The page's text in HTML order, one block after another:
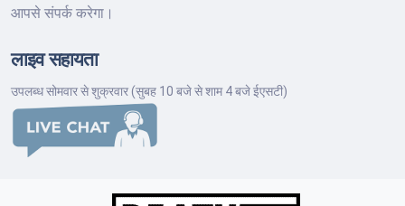
आपसे संपर्क करेगा।
लाइव सहायता
उपलब्ध सोमवार से शुक्रवार (सुबह 10 बजे से शाम 4 बजे ईएसटी)